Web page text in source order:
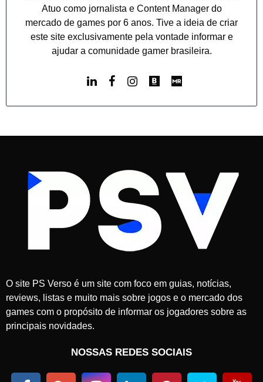
Atuo como jornalista e Content Manager do
mercado de games por 6 anos. Tive a ideia de criar
este site exclusivamente pela vontade informar e
ajudar a comunidade gamer brasileira.
O site PS Verso é um site com foco em guias, notícias,
reviews, listas e muito mais sobre jogos e o mercado dos
games com o propósito de informar os jogadores sobre as
principais novidades.
NOSSAS REDES SOCIAIS